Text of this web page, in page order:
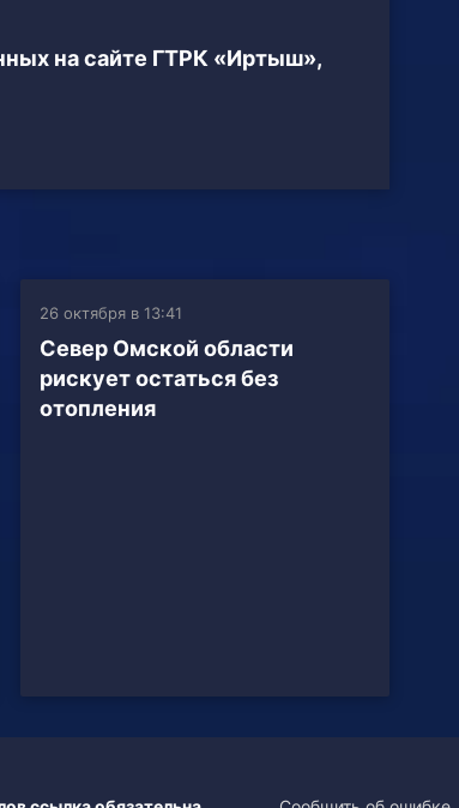
на сайте ГТРК «Иртыш»,
26 октября в 13:41
Север Омской области
рискует остаться без
отопления